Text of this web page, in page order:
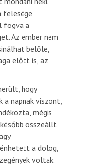
felesége
fogva a
Az ember nem
belőle,
előtt is, az
hogy
a napnak viszont,
mégis
összeállt
a dolog,
voltak.